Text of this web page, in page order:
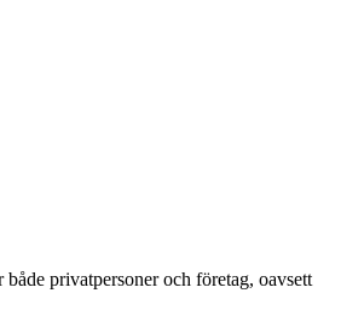
privatpersoner och företag, oavsett